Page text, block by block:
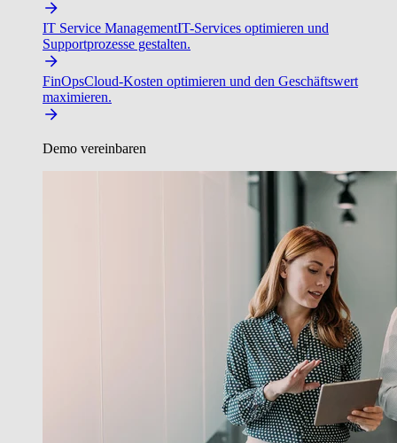
IT Service ManagementIT-Services optimieren und
Supportprozesse gestalten.
FinOpsCloud-Kosten optimieren und den Geschäftswert
maximieren.
Demo vereinbaren